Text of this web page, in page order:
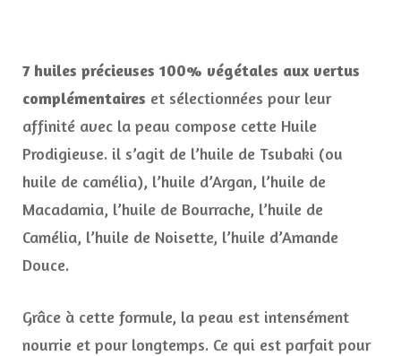
7 huiles précieuses 100% végétales aux vertus
complémentaires et sélectionnées pour leur
affinité avec la peau compose cette Huile
Prodigieuse. il s’agit de l’huile de Tsubaki (ou
huile de camélia), l’huile d’Argan, l’huile de
Macadamia, l’huile de Bourrache, l’huile de
Camélia, l’huile de Noisette, l’huile d’Amande
Douce.
Grâce à cette formule, la peau est intensément
nourrie et pour longtemps. Ce qui est parfait pour